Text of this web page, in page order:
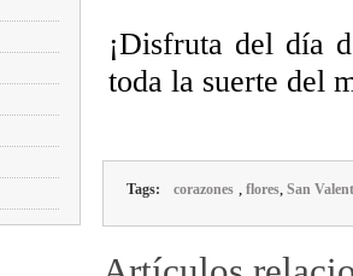
¡Disfruta del día
toda la suerte del
Tags: corazones , flores, San